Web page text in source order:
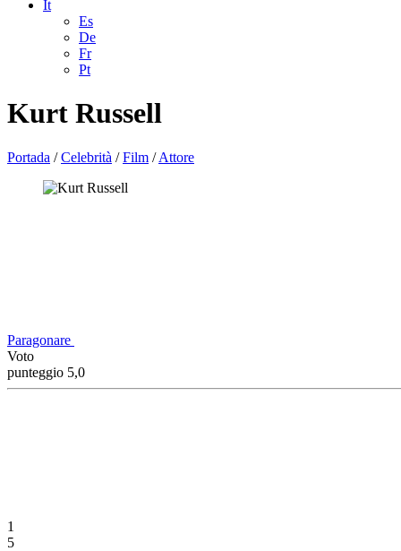
It
Es
De
Fr
Pt
Kurt Russell
Portada /Celebrità /Film /Attore
Paragonare
Voto
punteggio 5,0
1
5